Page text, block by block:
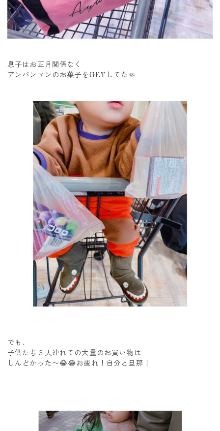
息子はお正月関係なく
アンパンマンのお菓子をGETしてた🤏
でも、
子供たち３人連れての大量のお買い物は
しんどかった〜😂😂お疲れ！自分と旦那！